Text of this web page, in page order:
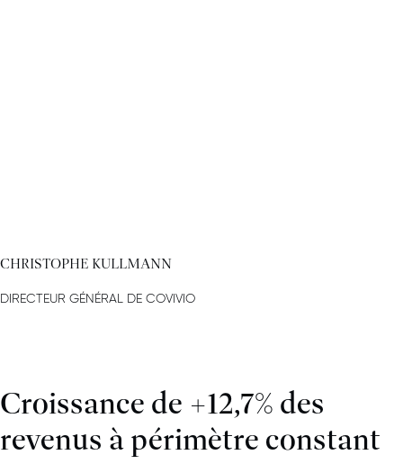
CHRISTOPHE KULLMANN
DIRECTEUR GÉNÉRAL DE COVIVIO
Croissance de +12,7% des
revenus à périmètre constant